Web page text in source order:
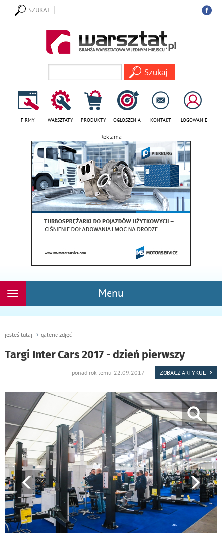
SZUKAJ
FIRMY WARSZTATY PRODUKTY OGŁOSZENIA KONTAKT LOGOWANIE
Reklama
Menu
Rozwiń
jesteś tutaj galerie zdjęć
Targi Inter Cars 2017 - dzień pierwszy
ponad rok temu 22.09.2017 ZOBACZ ARTYKUŁ